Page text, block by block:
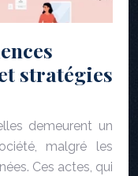
stratégies
demeurent un
malgré les
Ces actes, qui